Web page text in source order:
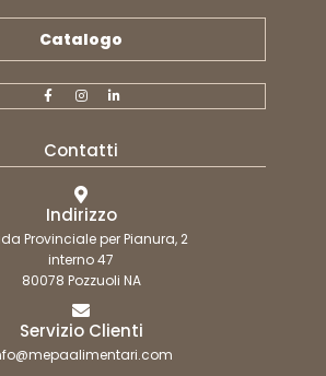
Catalogo
Contatti
Indirizzo
Provinciale per Pianura, 2
interno 47
80078 Pozzuoli NA
Servizio Clienti